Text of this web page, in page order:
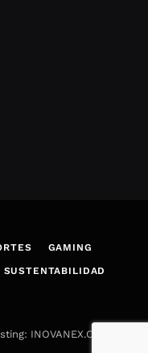
GAMING
SUSTENTABILIDAD
INOVANEX.COM